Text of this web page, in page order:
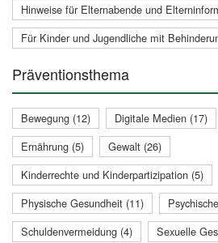
Hinweise für Elternabende und
Für Kinder und Jugendliche mit
Präventionsthema
Bewegung (12) Digitale Medien (17)
Ernährung (5)
Gewalt (26)
Kinderrechte und Kinderpartizipation (5)
Physische Gesundheit (11)
Schuldenvermeidung (4)
Sexuelle